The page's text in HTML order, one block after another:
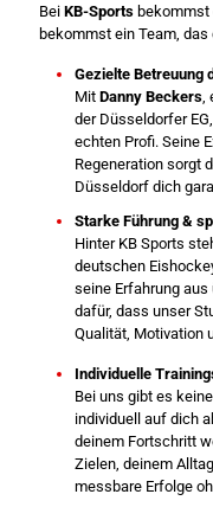
Bei KB-Sports bekommst
bekommst ein Team,
Gezielte Betreuung
Mit Danny Beckers
der Düsseldorfer
echten Profi. Seine
Regeneration sorgt
Düsseldorf dich
Starke Führung &
Hinter KB Sports
deutschen
seine Erfahrung aus
dafür, dass unser
Qualität, Motivation
Individuelle
Bei uns gibt es
individuell auf dich
deinem Fortschritt
Zielen, deinem
messbare Erfolge